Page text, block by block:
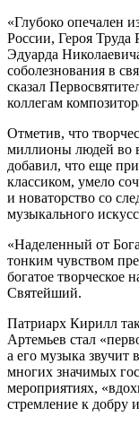
«Глубоко опечален
России, Героя Труда
Эдуарда
соболезнования в
сказал
коллегам
Отметив, что
миллионы людей во
добавил, что еще
классиком, умело
и новаторство со
музыкального
«Наделенный от
тонким чувством
богатое творческое
Святейший.
Патриарх Кирилл
Артемьев стал
а его музыка звучит
многих значимых
мероприятиях,
стремление к добру